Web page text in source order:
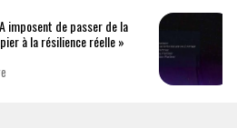
imposent de passer de la
à la résilience réelle »